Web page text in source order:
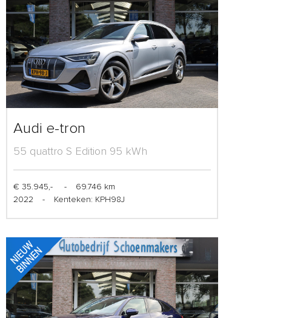
Audi e-tron
55 quattro S Edition 95 kWh
€ 35.945,- -
69.746 km
2022
- Kenteken: KPH98J